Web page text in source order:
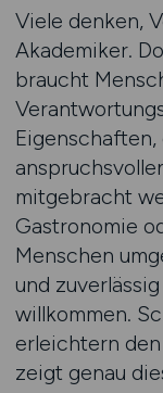
Viele denken,
Akademiker.
braucht
mitgebracht
Gastronomie
Menschen
und
willkommen.
erleichtern den
zeigt genau